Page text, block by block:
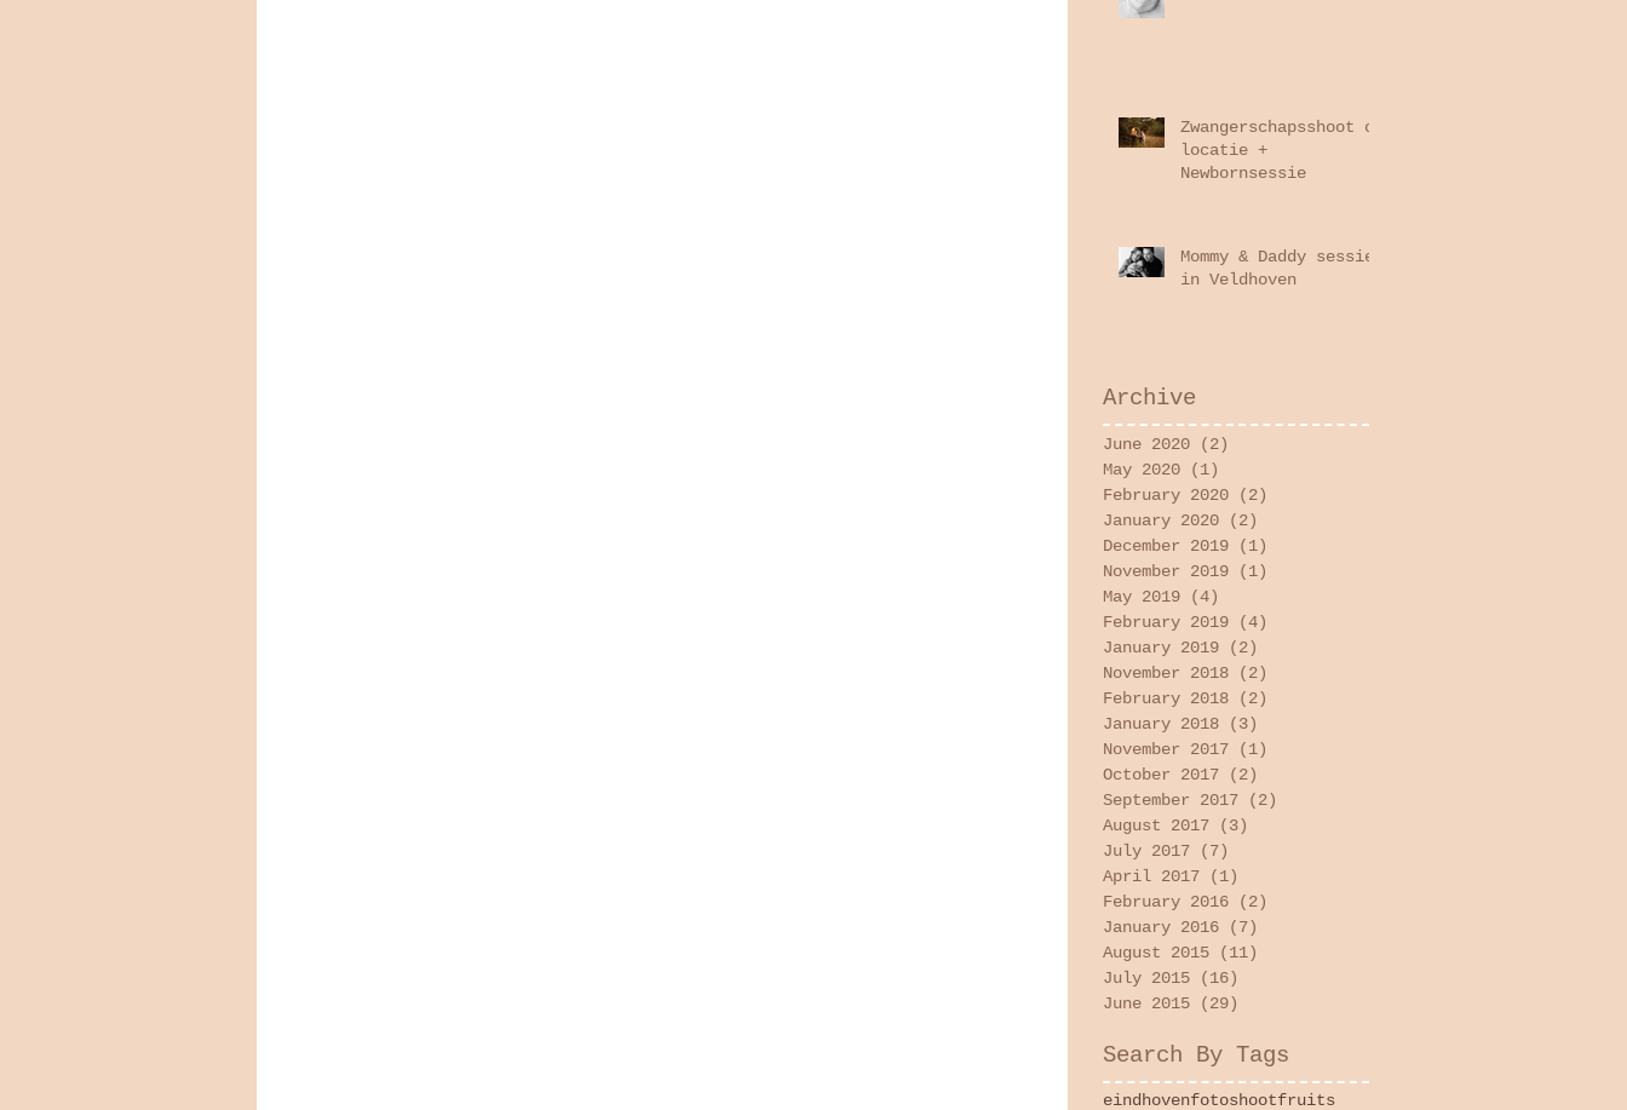
Zwangerschapsshoot op
locatie +
Newbornsessie
Mommy & Daddy sessie
in Veldhoven
Archive
June 2020 (2)
May 2020
(1)
February 2020
(2)
January 2020
(2)
December 2019
(1)
November 2019
(1)
May 2019
(4)
February 2019
(4)
January 2019
(2)
November 2018
(2)
February 2018
(2)
January 2018
(3)
November 2017
(1)
October 2017
(2)
September 2017
(2)
August 2017
(3)
July 2017
(7)
April 2017
(1)
February 2016
(2)
January 2016
(7)
August 2015
(11)
July 2015
(16)
June 2015
(29)
Search By Tags
eindhovenfotoshootfruits